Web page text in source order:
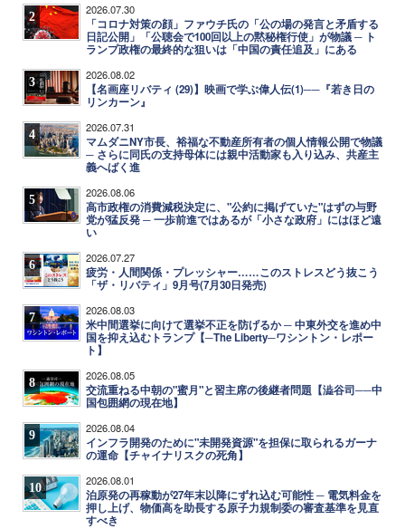
2 2026.07.30
「コロナ対策の顔」ファウチ氏の「公の場の発言と矛盾する
日記公開」「公聴会で100回以上の黙秘権行使」が物議 ─ ト
ランプ政権の最終的な狙いは「中国の責任追及」にある
3 2026.08.02
【名画座リバティ (29)】映画で学ぶ偉人伝(1)──『若き日の
リンカーン』
4 2026.07.31
マムダニNY市長、裕福な不動産所有者の個人情報公開で物議
─ さらに同氏の支持母体には親中活動家も入り込み、共産主
義へばく進
5 2026.08.06
高市政権の消費減税決定に、"公約に掲げていた"はずの与野
党が猛反発 ─ 一歩前進ではあるが「小さな政府」にはほど遠
い
6 2026.07.27
疲労・人間関係・プレッシャー……このストレスどう抜こう
「ザ・リバティ」9月号(7月30日発売)
7 2026.08.03
米中間選挙に向けて選挙不正を防げるか ─ 中東外交を進め中
国を抑え込むトランプ【─The Liberty─ワシントン・レポー
ト】
8 2026.08.05
交流重ねる中朝の"蜜月"と習主席の後継者問題【澁谷司──中
国包囲網の現在地】
9 2026.08.04
インフラ開発のために"未開発資源"を担保に取られるガーナ
の運命【チャイナリスクの死角】
10 2026.08.01
泊原発の再稼動が27年末以降にずれ込む可能性 ─ 電気料金を
押し上げ、物価高を助長する原子力規制委の審査基準を見直
すべき